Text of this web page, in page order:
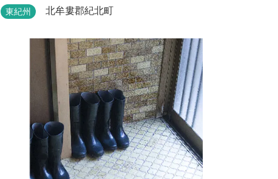
ンプができます。近くには古里温泉もありゆっくり
東紀州 北牟婁郡紀北町